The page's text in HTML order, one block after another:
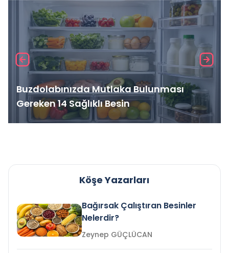
Buzdolabınızda Mutlaka Bulunması
Gereken 14 Sağlıklı Besin
Köşe Yazarları
Bağırsak Çalıştıran Besinler
Nelerdir?
Zeynep GÜÇLÜCAN